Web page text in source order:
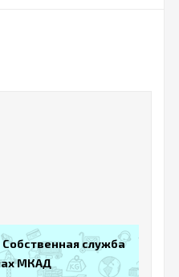
Собственная служба
МКАД